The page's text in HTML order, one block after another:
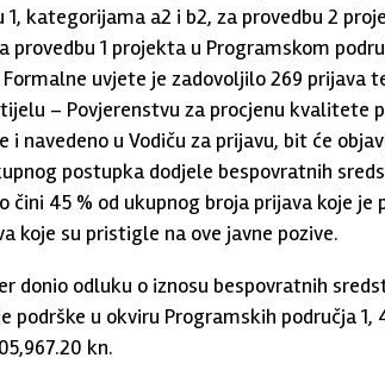
1, kategorijama a2 i b2, za provedbu 2
provedbu 1 projekta u Programskom
uvjete je zadovoljilo 269 prijava
– Povjerenstvu za procjenu kvalitete
i navedeno u Vodiču za prijavu, bit će
postupka dodjele bespovratnih
45 % od ukupnog broja prijava koje je
koje su pristigle na ove javne pozive.
donio odluku o iznosu bespovratnih
podrške u okviru Programskih područja
kn.